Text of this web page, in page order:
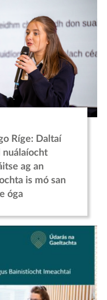
Ríge: Daltaí
nuálaíocht
ag an
is mó san
óga